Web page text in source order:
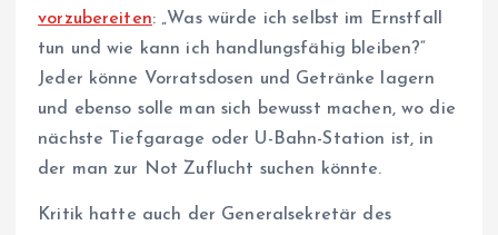
vorzubereiten: „Was würde ich selbst im Ernstfall
tun und wie kann ich handlungsfähig bleiben?“
Jeder könne Vorratsdosen und Getränke lagern
und ebenso solle man sich bewusst machen, wo die
nächste Tiefgarage oder U-Bahn-Station ist, in
der man zur Not Zuflucht suchen könnte.
Kritik hatte auch der Generalsekretär des